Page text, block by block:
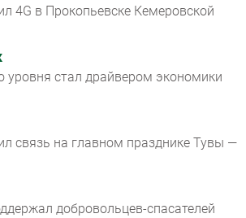
4G в Прокопьевске Кемеровской
уровня стал драйвером экономики
связь на главном празднике Тувы —
добровольцев-спасателей